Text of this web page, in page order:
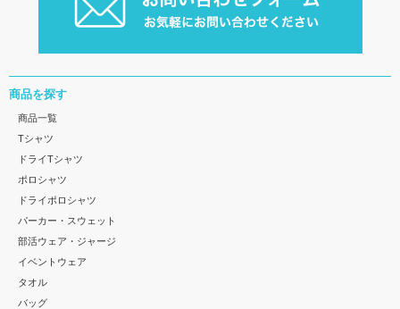
商品を探す
商品一覧
Tシャツ
ドライTシャツ
ポロシャツ
ドライポロシャツ
パーカー・スウェット
部活ウェア・ジャージ
イベントウェア
タオル
バッグ